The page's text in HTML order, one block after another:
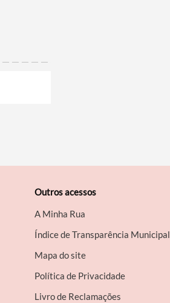
Outros acessos
A Minha Rua
Índice de Transparência Municipal
Mapa do site
Política de Privacidade
Livro de Reclamações